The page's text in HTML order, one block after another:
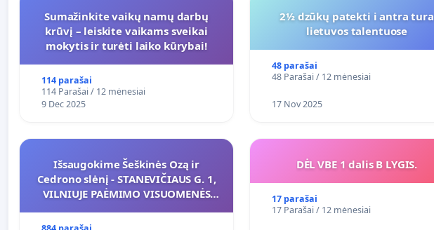
Sumažinkite vaikų namų darbų
krūvį – leiskite vaikams sveikai
mokytis ir turėti laiko kūrybai!
114 parašai
114 Parašai / 12 mėnesiai
9 Dec 2025
2½ dzūkų patekti i antra tura
lietuvos talentuose
48 parašai
48 Parašai / 12 mėnesiai
17 Nov 2025
Išsaugokime Šeškinės Ozą ir
Cedrono slėnį - STANEVIČIAUS G. 1,
VILNIUJE PAĖMIMO VISUOMENĖS
PRITAIKYMO VIEŠAJAI ŽELDYNŲ
DĖL VBE 1 dalis B LYGIS.
17 parašai
17 Parašai / 12 mėnesiai